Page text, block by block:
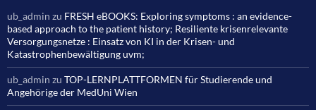
ub_admin zu FRESH eBOOKS: Exploring symptoms : an evidence-
based approach to the patient history; Resiliente krisenrelevante
Versorgungsnetze : Einsatz von KI in der Krisen- und
Katastrophenbewältigung uvm;
ub_admin zu TOP-LERNPLATTFORMEN für Studierende und
Angehörige der MedUni Wien